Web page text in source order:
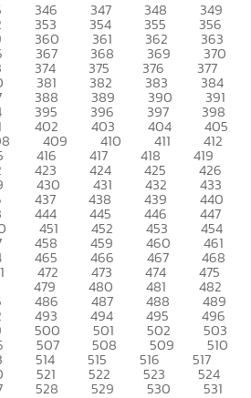
346 347 348 349
353 354 355 356
360 361 362 363
367 368 369 370
374 375 376 377
381 382 383 384
388 389 390 391
395 396 397 398
402 403 404 405
409 410 411 412
416 417 418 419
423 424 425 426
430 431 432 433
437 438 439 440
444 445 446 447
451 452 453 454
458 459 460 461
465 466 467 468
472 473 474 475
479 480 481 482
486 487 488 489
493 494 495 496
500 501 502 503
507 508 509 510
514 515 516 517
521 522 523 524
528 529 530 531